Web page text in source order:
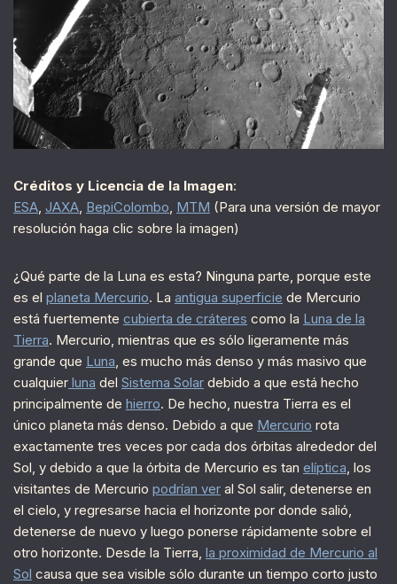
Créditos y Licencia de la Imagen:
ESA, JAXA, BepiColombo, MTM (Para una versión de mayor
resolución haga clic sobre la imagen)
¿Qué parte de la Luna es esta? Ninguna parte, porque este
es el planeta Mercurio. La antigua superficie de Mercurio
está fuertemente cubierta de cráteres como la Luna de la
Tierra. Mercurio, mientras que es sólo ligeramente más
grande que Luna, es mucho más denso y más masivo que
cualquier luna del Sistema Solar debido a que está hecho
principalmente de hierro. De hecho, nuestra Tierra es el
único planeta más denso. Debido a que Mercurio rota
exactamente tres veces por cada dos órbitas alrededor del
Sol, y debido a que la órbita de Mercurio es tan elíptica, los
visitantes de Mercurio podrían ver al Sol salir, detenerse en
el cielo, y regresarse hacia el horizonte por donde salió,
detenerse de nuevo y luego ponerse rápidamente sobre el
otro horizonte. Desde la Tierra, la proximidad de Mercurio al
Sol causa que sea visible sólo durante un tiempo corto justo